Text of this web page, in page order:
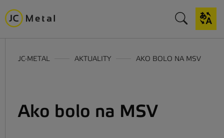
JC-METAL AKTUALITY AKO BOLO NA MSV
Ako bolo na MSV